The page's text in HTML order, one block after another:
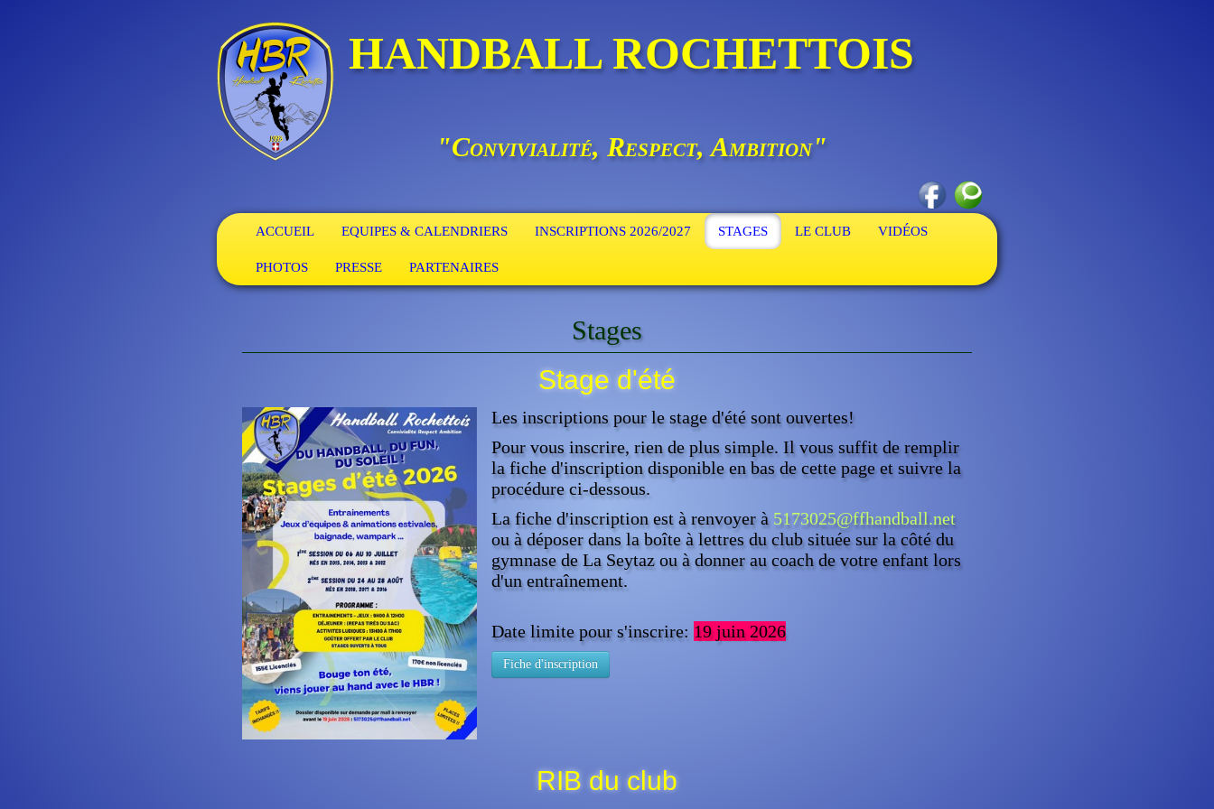
HANDBALL ROCHETTOIS
"Convivialité, Respect, Ambition"
ACCUEIL EQUIPES & CALENDRIERS INSCRIPTIONS 2026/2027 STAGES LE CLUB VIDÉOS
PHOTOS PRESSE PARTENAIRES
Stages
Stage d'été
Les inscriptions pour le stage d'été sont ouvertes!
Pour vous inscrire, rien de plus simple. Il vous suffit de remplir
la fiche d'inscription disponible en bas de cette page et suivre la
procédure ci-dessous.
La fiche d'inscription est à renvoyer à 5173025@ffhandball.net
ou à déposer dans la boîte à lettres du club située sur la côté du
gymnase de La Seytaz ou à donner au coach de votre enfant lors
d'un entraînement.
Date limite pour s'inscrire: 19 juin 2026
Fiche d'inscription
RIB du club